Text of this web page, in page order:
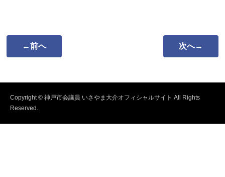
←前へ 次へ→
Copyright © 神戸市会議員 いさやま大介オフィシャルサイト All Rights
Reserved.